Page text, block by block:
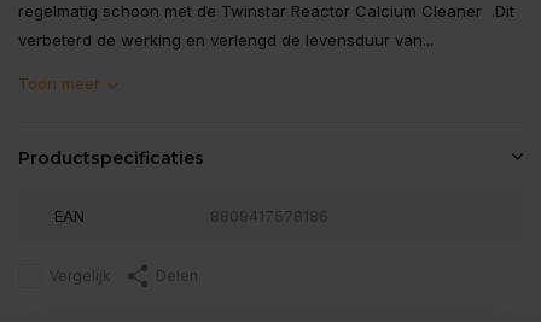
regelmatig schoon met de Twinstar Reactor Calcium Cleaner .Dit
verbeterd de werking en verlengd de levensduur van...
Toon meer
Productspecificaties
EAN 8809417578186
Vergelijk Delen